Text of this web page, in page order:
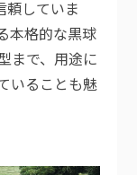
頼していま
本格的な黒球
まで、用途に
いることも魅